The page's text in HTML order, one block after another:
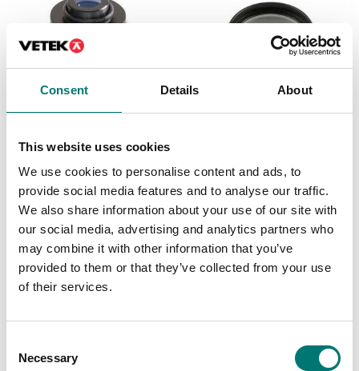
Consent Details About
This website uses cookies
We use cookies to personalise content and ads, to
provide social media features and to analyse our traffic.
We also share information about your use of our site with
our social media, advertising and analytics partners who
may combine it with other information that you’ve
provided to them or that they’ve collected from your use
of their services.
Selection
Necessary
Mikroskop
kameraadapter
Finns i flera varianter
Pris från: 760 kr
Finns i flera varianter
Pris från: 1 190 kr